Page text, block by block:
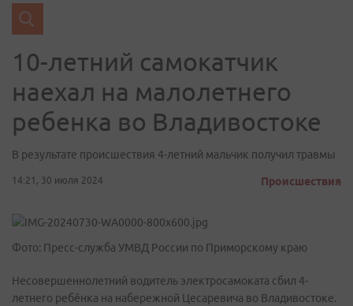
10-летний самокатчик
наехал на малолетнего
ребенка во Владивостоке
В результате происшествия 4-летний мальчик получил травмы
14:21, 30 июля 2024 Происшествия
Фото: Пресс-служба УМВД России по Приморскому краю
Несовершеннолетний водитель электросамоката сбил 4-
летнего ребёнка на набережной Цесаревича во Владивостоке.